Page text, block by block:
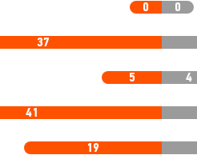
0 0
37
5 4
41
19